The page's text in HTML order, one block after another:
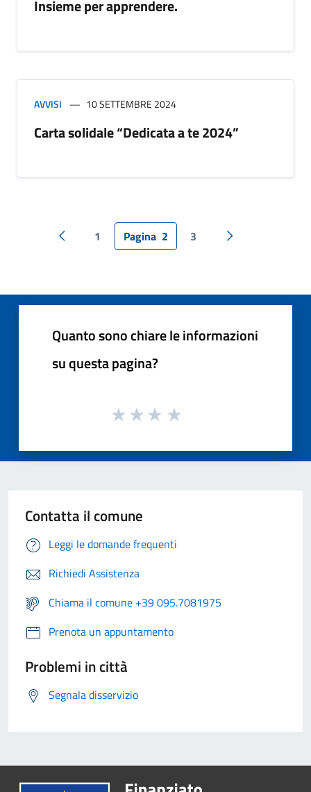
Insieme per apprendere.
AVVISI 10 SETTEMBRE 2024
Carta solidale “Dedicata a te 2024”
Pagina precedente
1 Pagina 2 3 Pagina
Quanto sono chiare le informazioni
su questa pagina?
Contatta il comune
Leggi le domande frequenti
Richiedi Assistenza
Chiama il comune +39 095.7081975
Prenota un appuntamento
Problemi in città
Segnala disservizio